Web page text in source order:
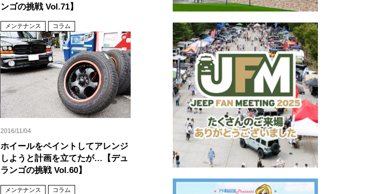
ンゴの挑戦 Vol.71】
メンテナンス コラム
2016/11/04
ホイールをペイントしてアレンジ
しようと計画を立てたが…【デュ
ランゴの挑戦 Vol.60】
メンテナンス コラム